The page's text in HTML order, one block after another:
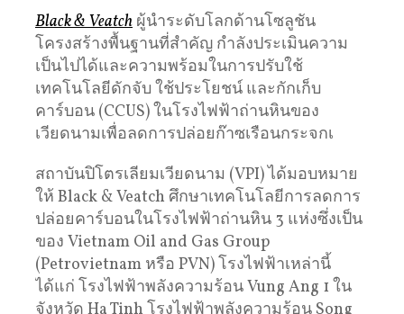
Black & Veatch ผู้นำระดับโลกด้านโซลูชัน
โครงสร้างพื้นฐานที่สำคัญ กำลังประเมินความ
เป็นไปได้และความพร้อมในการปรับใช้
เทคโนโลยีดักจับ ใช้ประโยชน์ และกักเก็บ
คาร์บอน (CCUS) ในโรงไฟฟ้าถ่านหินของ
เวียดนามเพื่อลดการปล่อยก๊าซเรือนกระจกเ
สถาบันปิโตรเลียมเวียดนาม (VPI) ได้มอบหมาย
ให้ Black & Veatch ศึกษาเทคโนโลยีการลดการ
ปล่อยคาร์บอนในโรงไฟฟ้าถ่านหิน 3 แห่งซึ่งเป็น
ของ Vietnam Oil and Gas Group
(Petrovietnam หรือ PVN) โรงไฟฟ้าเหล่านี้
ได้แก่ โรงไฟฟ้าพลังความร้อน Vung Ang 1 ใน